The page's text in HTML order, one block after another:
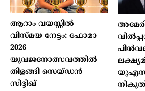
ആറാം വയസ്സില്‍
വിസ്മയ നേട്ടം: ഫോമാ
2026
യുവജനോത്സവത്തില്‍
തിളങ്ങി സെയ്ഡന്‍
സിദ്ദിഖ്